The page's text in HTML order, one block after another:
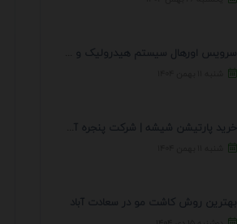
خرید پارتیشن شیشه | شرکت پنجره آسمان
بهترین روش کاشت مو در سعادت آباد